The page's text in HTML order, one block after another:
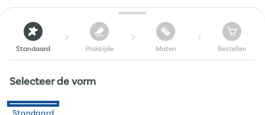
Standaard Plakzijde Maten Bestellen
Selecteer de vorm
Standaard